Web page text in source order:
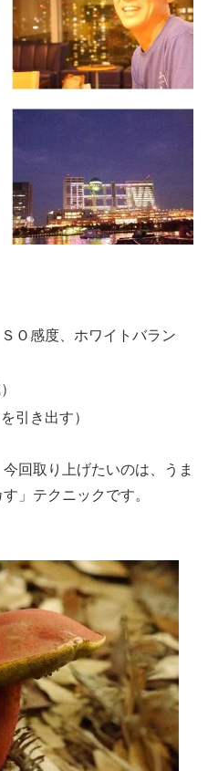
Ｏ感度、ホワイトバラン
引き出す）
回取り上げたいのは、うま
」テクニックです。